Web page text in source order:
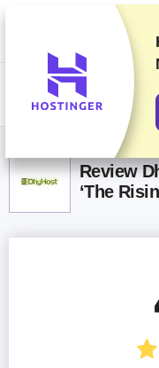
Kami memberi peringkat
yang ketat, tetapi juga
perjanjian komersial kami
afiliasi.Pengungkapan Iklan
Review
‘The